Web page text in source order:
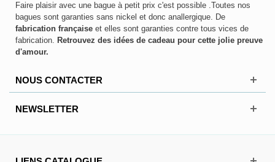
Faire plaisir avec une bague à petit prix c'est possible .Toutes nos
bagues sont garanties sans nickel et donc anallergique. De
fabrication française et elles sont garanties contre tous vices de
fabrication. Retrouvez des idées de cadeau pour cette jolie preuve
d'amour.
NOUS CONTACTER
NEWSLETTER